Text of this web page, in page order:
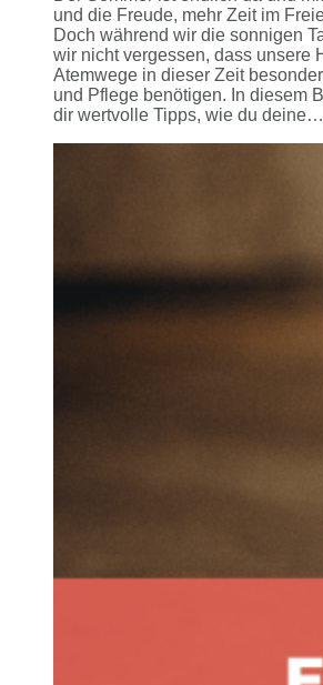
und die Freude, mehr Zeit im
Doch während wir die sonnigen
wir nicht vergessen, dass unsere
Atemwege in dieser Zeit
und Pflege benötigen. In diesem
dir wertvolle Tipps, wie du deine…